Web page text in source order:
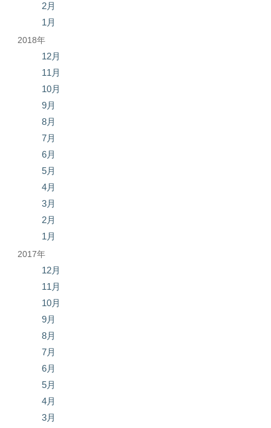
2月
1月
2018年
12月
11月
10月
9月
8月
7月
6月
5月
4月
3月
2月
1月
2017年
12月
11月
10月
9月
8月
7月
6月
5月
4月
3月